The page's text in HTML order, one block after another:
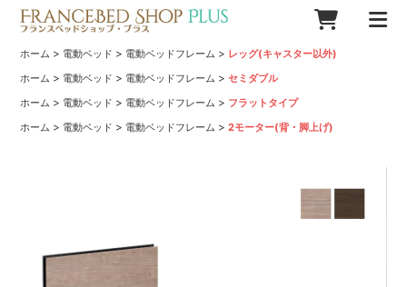
ホーム > 電動ベッド > 電動ベッドフレーム > レッグ(キャスター以外)
ホーム > 電動ベッド > 電動ベッドフレーム >セミダブル
ホーム > 電動ベッド > 電動ベッドフレーム > フラットタイプ
ホーム > 電動ベッド > 電動ベッドフレーム >2モーター(背・脚上げ)